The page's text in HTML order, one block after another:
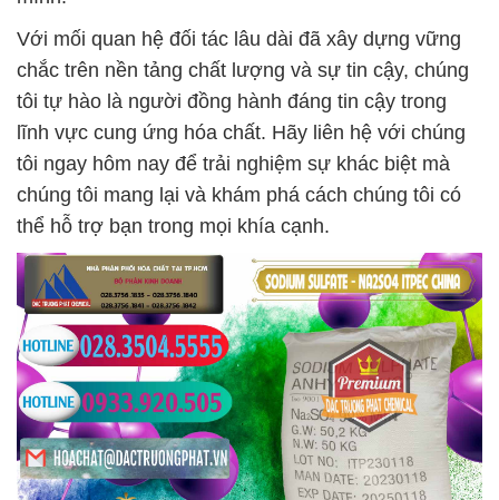
Với mối quan hệ đối tác lâu dài đã xây dựng vững
chắc trên nền tảng chất lượng và sự tin cậy, chúng
tôi tự hào là người đồng hành đáng tin cậy trong
lĩnh vực cung ứng hóa chất. Hãy liên hệ với chúng
tôi ngay hôm nay để trải nghiệm sự khác biệt mà
chúng tôi mang lại và khám phá cách chúng tôi có
thể hỗ trợ bạn trong mọi khía cạnh.